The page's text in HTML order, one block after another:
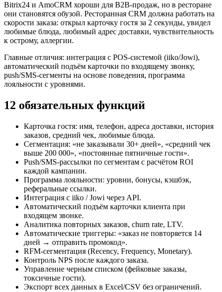
Bitrix24 и AmoCRM хороши для B2B-продаж, но в ресторане
они становятся обузой. Ресторанная CRM должна работать на
скорости заказа: открыл карточку гостя за 2 секунды, увидел
любимые блюда, любимый адрес доставки, чувствительность
к острому, аллергии.
Главные отличия: интеграция с POS-системой (iiko/Jowi),
автоматический подъём карточки по входящему звонку,
push/SMS-сегменты на основе поведения, программа
лояльности с уровнями.
12 обязательных функций
Карточка гостя: имя, телефон, адреса доставки, история
заказов, средний чек, любимые блюда.
Сегментация: «не заказывали 30+ дней», «средний чек
выше 200 000», «постоянные пятничные гости».
Push/SMS-рассылки по сегментам с расчётом ROI
каждой кампании.
Программа лояльности: уровни, бонусы, кэшбэк,
реферальные ссылки.
Интеграция с iiko / Jowi через API.
Автоматический подъём карточки клиента при
входящем звонке.
Аналитика повторных заказов, churn rate, LTV.
Автоматические триггеры: «заказ не повторяется 14
дней → отправить промокод».
RFM-сегментация (Recency, Frequency, Monetary).
Контроль NPS после каждого заказа.
Управление черным списком (фейковые заказы,
токсичные гости).
Экспорт всех данных в Excel/CSV без ограничений.